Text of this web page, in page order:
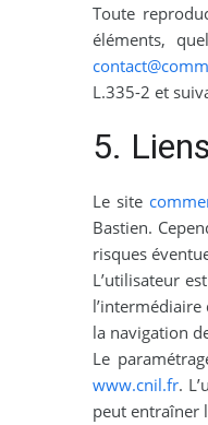
Toute
éléments,
L.335-2 et
5.
Le site
Bastien.
risques
L’utilisateur
la navigation
Le
www.cnil.fr.
peut entraîner